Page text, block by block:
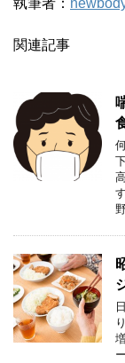
執筆者：
関連記事